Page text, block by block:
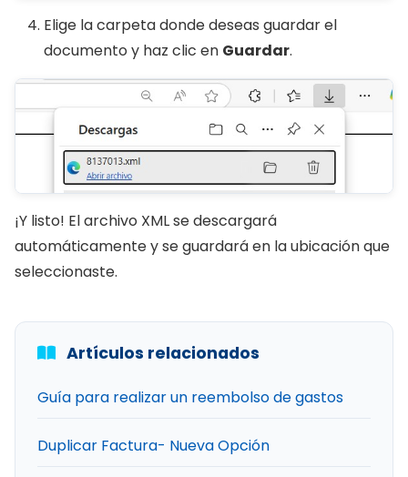
Elige la carpeta donde deseas guardar el
documento y haz clic en Guardar.
¡Y listo! El archivo XML se descargará
automáticamente y se guardará en la ubicación que
seleccionaste.
Artículos relacionados
Guía para realizar un reembolso de gastos
Duplicar Factura- Nueva Opción